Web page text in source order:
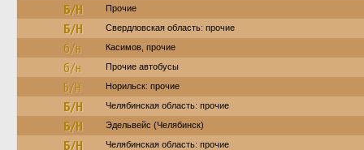
Б/Н Прочие
Б/Н Свердловская область: прочие
б/н Касимов, прочие
б/н Прочие автобусы
Б/Н Норильск: прочие
Б/Н Челябинская область: прочие
Б/Н Эдельвейс (Челябинск)
Б/Н Челябинская область: прочие